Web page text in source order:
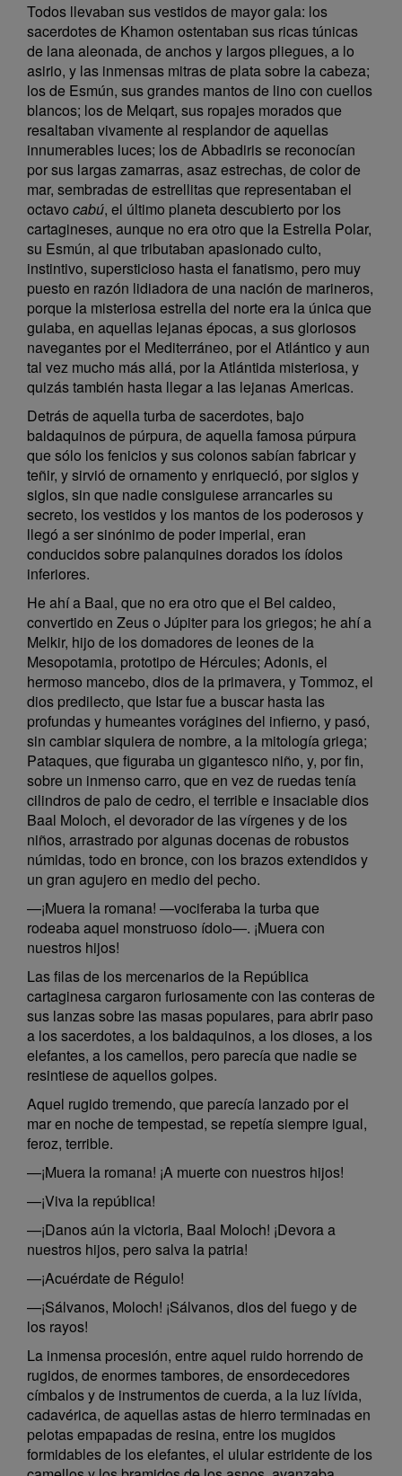
Todos llevaban sus vestidos de mayor gala: los
sacerdotes de Khamon ostentaban sus ricas túnicas
de lana aleonada, de anchos y largos pliegues, a lo
asirio, y las inmensas mitras de plata sobre la cabeza;
los de Esmún, sus grandes mantos de lino con cuellos
blancos; los de Melqart, sus ropajes morados que
resaltaban vivamente al resplandor de aquellas
innumerables luces; los de Abbadiris se reconocían
por sus largas zamarras, asaz estrechas, de color de
mar, sembradas de estrellitas que representaban el
octavo cabú, el último planeta descubierto por los
cartagineses, aunque no era otro que la Estrella Polar,
su Esmún, al que tributaban apasionado culto,
instintivo, supersticioso hasta el fanatismo, pero muy
puesto en razón lidiadora de una nación de marineros,
porque la misteriosa estrella del norte era la única que
guiaba, en aquellas lejanas épocas, a sus gloriosos
navegantes por el Mediterráneo, por el Atlántico y aun
tal vez mucho más allá, por la Atlántida misteriosa, y
quizás también hasta llegar a las lejanas Americas.
Detrás de aquella turba de sacerdotes, bajo
baldaquinos de púrpura, de aquella famosa púrpura
que sólo los fenicios y sus colonos sabían fabricar y
teñir, y sirvió de ornamento y enriqueció, por siglos y
siglos, sin que nadie consiguiese arrancarles su
secreto, los vestidos y los mantos de los poderosos y
llegó a ser sinónimo de poder imperial, eran
conducidos sobre palanquines dorados los ídolos
inferiores.
He ahí a Baal, que no era otro que el Bel caldeo,
convertido en Zeus o Júpiter para los griegos; he ahí a
Melkir, hijo de los domadores de leones de la
Mesopotamia, prototipo de Hércules; Adonis, el
hermoso mancebo, dios de la primavera, y Tommoz, el
dios predilecto, que Istar fue a buscar hasta las
profundas y humeantes vorágines del infierno, y pasó,
sin cambiar siquiera de nombre, a la mitología griega;
Pataques, que figuraba un gigantesco niño, y, por fin,
sobre un inmenso carro, que en vez de ruedas tenía
cilindros de palo de cedro, el terrible e insaciable dios
Baal Moloch, el devorador de las vírgenes y de los
niños, arrastrado por algunas docenas de robustos
númidas, todo en bronce, con los brazos extendidos y
un gran agujero en medio del pecho.
—¡Muera la romana! —vociferaba la turba que
rodeaba aquel monstruoso ídolo—. ¡Muera con
nuestros hijos!
Las filas de los mercenarios de la República
cartaginesa cargaron furiosamente con las conteras de
sus lanzas sobre las masas populares, para abrir paso
a los sacerdotes, a los baldaquinos, a los dioses, a los
elefantes, a los camellos, pero parecía que nadie se
resintiese de aquellos golpes.
Aquel rugido tremendo, que parecía lanzado por el
mar en noche de tempestad, se repetía siempre igual,
feroz, terrible.
—¡Muera la romana! ¡A muerte con nuestros hijos!
—¡Viva la república!
—¡Danos aún la victoria, Baal Moloch! ¡Devora a
nuestros hijos, pero salva la patria!
—¡Acuérdate de Régulo!
—¡Sálvanos, Moloch! ¡Sálvanos, dios del fuego y de
los rayos!
La inmensa procesión, entre aquel ruido horrendo de
rugidos, de enormes tambores, de ensordecedores
címbalos y de instrumentos de cuerda, a la luz lívida,
cadavérica, de aquellas astas de hierro terminadas en
pelotas empapadas de resina, entre los mugidos
formidables de los elefantes, el ulular estridente de los